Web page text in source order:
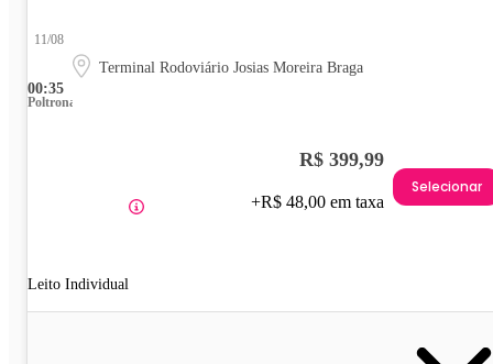
00:35
11/08
Terminal Rodoviário Josias Moreira Braga
Poltrona
Leito Individual
R$ 399,99
+R$ 48,00 em taxa
Selecionar